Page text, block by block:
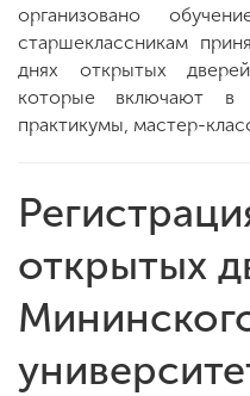
организовано
старшеклассникам
днях открытых
которые включают в
практикумы, мастер-
открытых